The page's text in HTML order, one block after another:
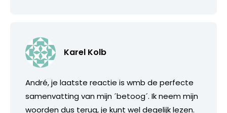
Karel Kolb
André, je laatste reactie is wmb de perfecte
samenvatting van mijn ´betoog´. Ik neem mijn
woorden dus terug, je kunt wel degelijk lezen.